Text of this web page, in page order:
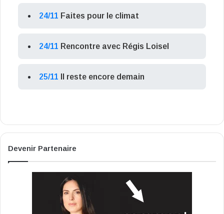
24/11 Faites pour le climat
24/11 Rencontre avec Régis Loisel
25/11 Il reste encore demain
Devenir Partenaire